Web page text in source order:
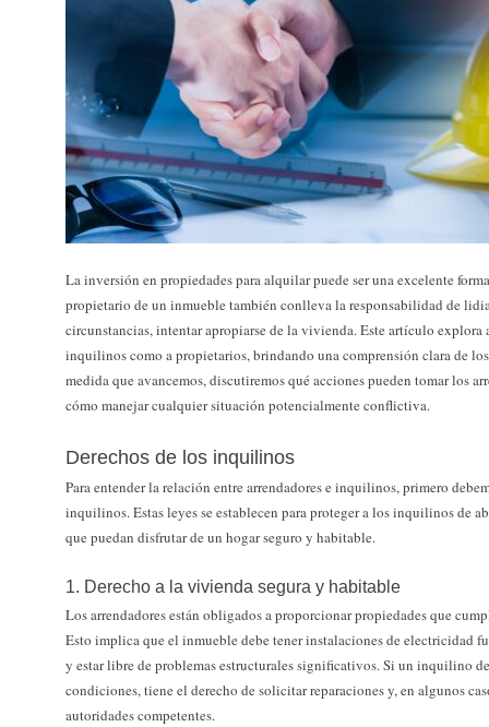
La inversión en propiedades para alquilar puede ser una excelente
propietario de un inmueble también conlleva la responsabilidad de
circunstancias, intentar apropiarse de la vivienda. Este artículo explora
inquilinos como a propietarios, brindando una comprensión clara de
medida que avancemos, discutiremos qué acciones pueden tomar los
cómo manejar cualquier situación potencialmente conflictiva.
Derechos de los inquilinos
Para entender la relación entre arrendadores e inquilinos, primero
inquilinos. Estas leyes se establecen para proteger a los inquilinos de
que puedan disfrutar de un hogar seguro y habitable.
1. Derecho a la vivienda segura y habitable
Los arrendadores están obligados a proporcionar propiedades que
Esto implica que el inmueble debe tener instalaciones de electricidad
y estar libre de problemas estructurales significativos. Si un inquilino
condiciones, tiene el derecho de solicitar reparaciones y, en algunos
autoridades competentes.